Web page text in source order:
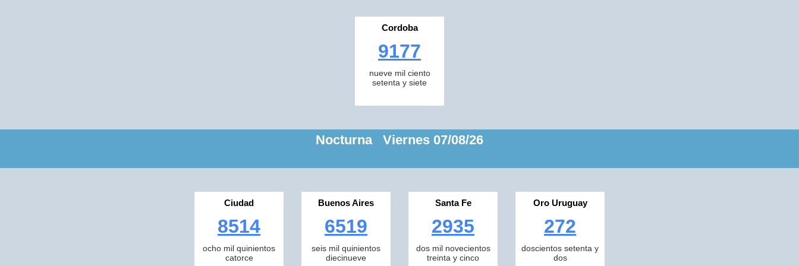
Cordoba
9177
nueve mil ciento
setenta y siete
Nocturna Viernes 07/08/26
Ciudad
8514
ocho mil quinientos
catorce
Buenos Aires
6519
seis mil quinientos
diecinueve
Santa Fe
2935
dos mil novecientos
treinta y cinco
Oro Uruguay
272
doscientos setenta y
dos